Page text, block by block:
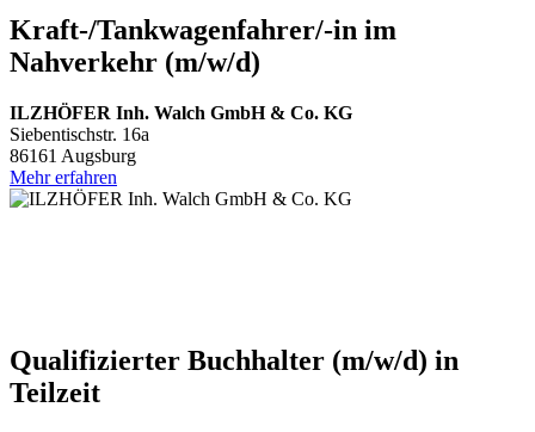
Kraft-/Tankwagenfahrer/-in im
Nahverkehr (m/w/d)
ILZHÖFER Inh. Walch GmbH & Co. KG
Siebentischstr. 16a
86161 Augsburg
Mehr erfahren
Qualifizierter Buchhalter (m/w/d) in
Teilzeit